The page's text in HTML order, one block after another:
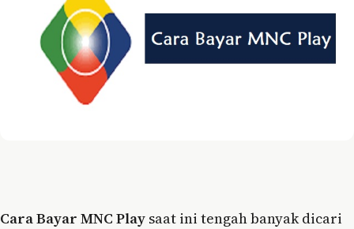
Cara Bayar MNC Play saat ini tengah banyak dicari